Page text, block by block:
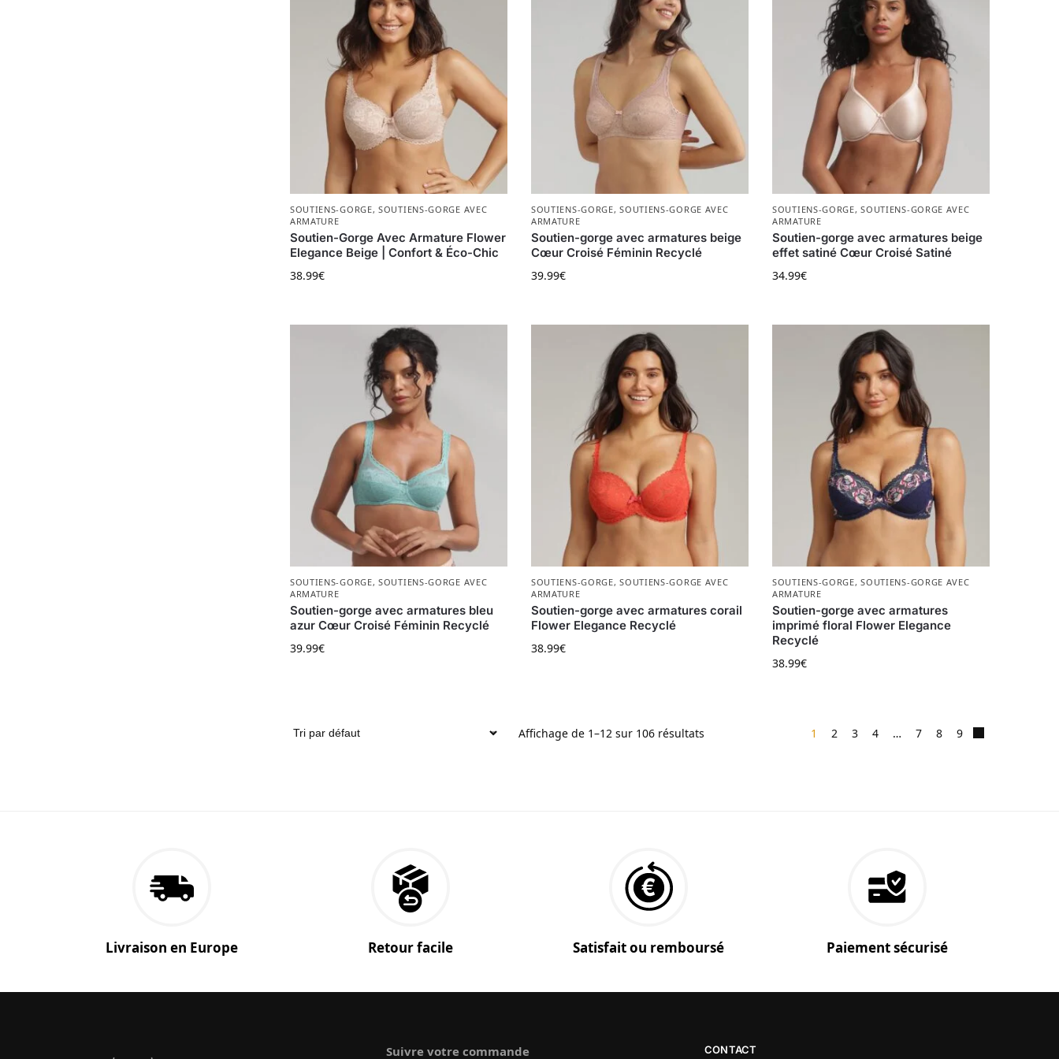
SOUTIENS-GORGE,SOUTIENS-GORGE AVEC
ARMATURE
Soutien-Gorge Avec Armature Flower
Elegance Beige | Confort & Éco-Chic
38.99€
SOUTIENS-GORGE,SOUTIENS-GORGE AVEC
ARMATURE
Soutien-gorge avec armatures beige
Cœur Croisé Féminin Recyclé
39.99€
SOUTIENS-GORGE,SOUTIENS-GORGE AVEC
ARMATURE
Soutien-gorge avec armatures beige
effet satiné Cœur Croisé Satiné
34.99€
SOUTIENS-GORGE,SOUTIENS-GORGE AVEC
ARMATURE
Soutien-gorge avec armatures bleu
azur Cœur Croisé Féminin Recyclé
39.99€
SOUTIENS-GORGE,SOUTIENS-GORGE AVEC
ARMATURE
Soutien-gorge avec armatures corail
Flower Elegance Recyclé
38.99€
SOUTIENS-GORGE,SOUTIENS-GORGE AVEC
ARMATURE
Soutien-gorge avec armatures
imprimé floral Flower Elegance
Recyclé
38.99€
Affichage de 1–12 sur 106 résultats 1 2 3 4 … 7 8 9
Livraison en Europe Retour facile Satisfait ou remboursé Paiement sécurisé
Suivre votre commande CONTACT